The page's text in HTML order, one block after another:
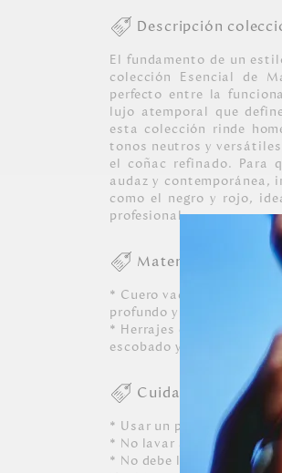
Descripción
El fundamento de un
colección Esencial de
perfecto entre la
lujo atemporal que
esta colección rinde
tonos neutros y
el coñac refinado. Para
audaz y contemporánea,
como el negro y rojo,
profesional.
Materiales
* Cuero vacuno con
profundo y
* Herrajes en zamac con
escobado y níquel.
Cuidados
* Usar un paño blanco
* No lavar a máquina, ni
* No debe limpiarse, ni